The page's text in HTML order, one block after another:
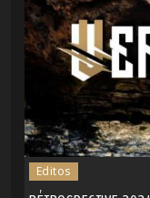
Editos